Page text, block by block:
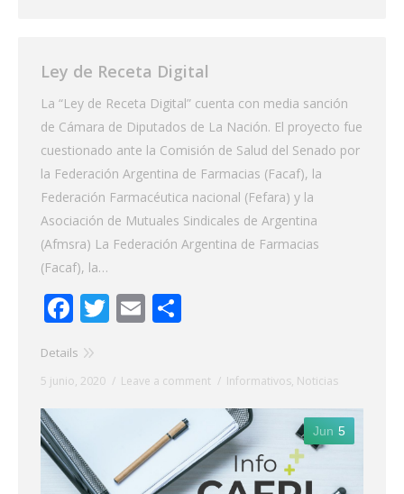
Ley de Receta Digital
La “Ley de Receta Digital” cuenta con media sanción
de Cámara de Diputados de La Nación. El proyecto fue
cuestionado ante la Comisión de Salud del Senado por
la Federación Argentina de Farmacias (Facaf), la
Federación Farmacéutica nacional (Fefara) y la
Asociación de Mutuales Sindicales de Argentina
(Afmsra) La Federación Argentina de Farmacias
(Facaf), la…
Facebook
Twitter
Email
Details
5 junio, 2020 Leave a comment Informativos, Noticias
Jun 5